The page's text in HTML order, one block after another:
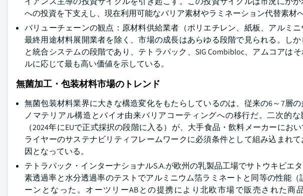
への投資を下支えし、現在利用可能なバリア素材やラミネーション代替素材
バリューチェーンの観点：原材料供給業者（ポリエチレン、紙板、アルミ
最終用途材料展開業者を除く、市場の成長はあらゆる段階で見られる。し
と統合システムの段階であり、テトラパック、SIG Combibloc、アムコアは
ルに応じて最も高い価値を示している。
無菌加工・包装材料市場のトレンド
無菌包装材料業界に大きな構造変化をもたらしているのは、従来の6～7層
ノマテリアル構造とバイオ由来バリアコーティングへの移行だ。二次的
（2024年にEUで正式採択の段階に入る）が、大手食品・飲料メーカーにお
ライヤーのサステナビリティフレームワークに必須条件として組み込まれ
因となっている。
テトラパック・インターナショナルS.A.が欧州の乳製品工場でサトウキビエ
素透過率と水分透過率のテストでアルミニウム箔ラミネートと同等の性能
ーンとなった。オーツリーABとの提携により北欧市場で販売された商